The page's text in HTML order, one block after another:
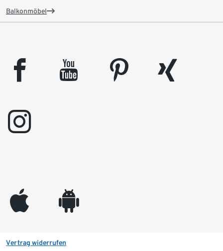
Balkonmöbel
facebook youtube pinterest
xing
instagram
appleinc android
Vertrag widerrufen